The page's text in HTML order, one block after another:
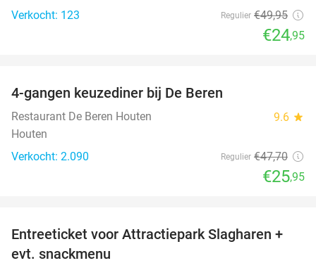
Verkocht: 123
Regulier €49,95
€24,95
4-gangen keuzediner bij De Beren
Restaurant De Beren Houten 9.6 star
Houten
Verkocht: 2.090
Regulier €47,70
€25,95
41%
Entreeticket voor Attractiepark Slagharen +
evt. snackmenu